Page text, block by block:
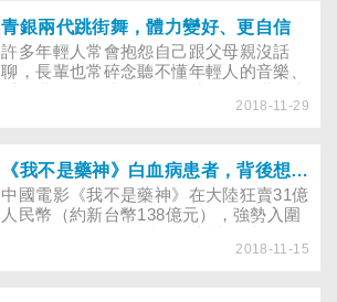
青銀兩代跳街舞，體力變好、更自信
許多年輕人常會抱怨自己跟父母親沒話
聊，長輩也常碎念聽不懂年輕人的音樂、
活難免有磨擦，但只要放下成見、共同培
跳街舞，就能在增進親子關係的同時，愈
活愈年輕，擺脫一成不變的生活，扭轉中
年發福的命運……
2018-11-29
《我不是藥神》白血病患者，背後想說的真實故事是什麼？
中國電影《我不是藥神》在大陸狂賣31億
人民幣（約新台幣138億元），強勢入圍
佳男主角、最佳新導演等7項大獎，該片
2018-11-15